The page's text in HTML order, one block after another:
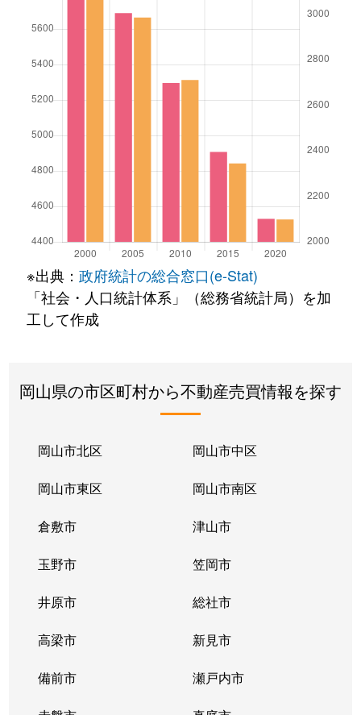
※出典： 政府統計の総合窓口(e-Stat)
「社会・人口統計体系」（総務省統計局）を加
工して作成
岡山県の市区町村から不動産売買情報を探す
岡山市北区 岡山市中区
岡山市東区 岡山市南区
倉敷市 津山市
玉野市 笠岡市
井原市 総社市
高梁市 新見市
備前市 瀬戸内市